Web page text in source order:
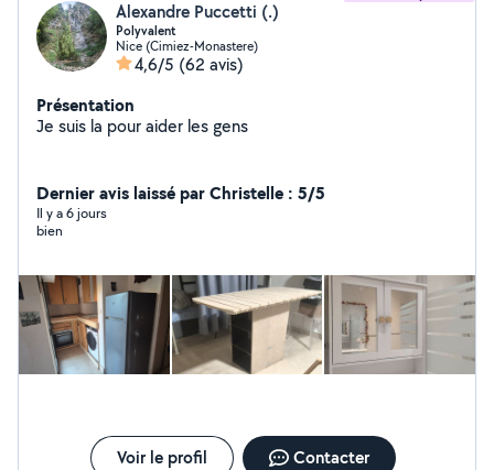
Alexandre Puccetti (.)
Polyvalent
Nice (Cimiez-Monastere)
4,6/5 (62 avis)
Présentation
Je suis la pour aider les gens
Dernier avis laissé par Christelle : 5/5
Il y a 6 jours
bien
Voir le profil Contacter